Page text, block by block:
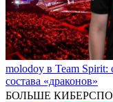
molodoy в Team Spirit:
состава «драконов»
БОЛЬШЕ